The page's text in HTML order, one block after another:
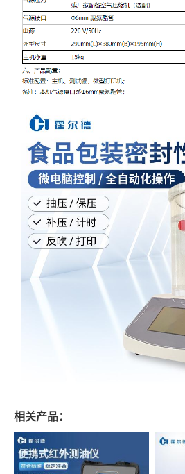
相关产品：